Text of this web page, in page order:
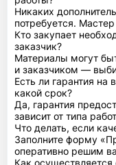
Никаких
потребуется.
Кто закупает
заказчик?
Материалы могут
и заказчиком —
Есть ли гарантия на
какой срок?
Да, гарантия
зависит от типа
Что делать, если
Заполните форму
оперативно решим
Как